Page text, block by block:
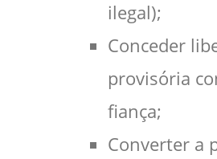
ilegal);
Conceder
provisória
fiança;
Converter a